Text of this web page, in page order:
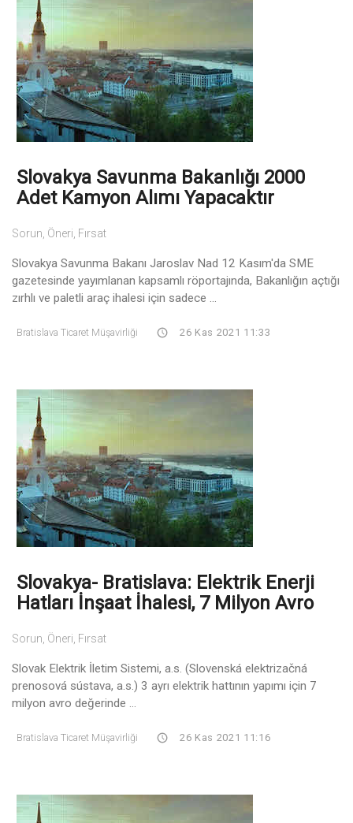
Slovakya Savunma Bakanlığı 2000
Adet Kamyon Alımı Yapacaktır
Sorun, Öneri, Fırsat
Slovakya Savunma Bakanı Jaroslav Nad 12 Kasım'da SME
gazetesinde yayımlanan kapsamlı röportajında, Bakanlığın açtığı
zırhlı ve paletli araç ihalesi için sadece ...
Bratislava Ticaret Müşavirliği 26 Kas 2021 11:33
Slovakya- Bratislava: Elektrik Enerji
Hatları İnşaat İhalesi, 7 Milyon Avro
Sorun, Öneri, Fırsat
Slovak Elektrik İletim Sistemi, a.s. (Slovenská elektrizačná
prenosová sústava, a.s.) 3 ayrı elektrik hattının yapımı için 7
milyon avro değerinde ...
Bratislava Ticaret Müşavirliği 26 Kas 2021 11:16